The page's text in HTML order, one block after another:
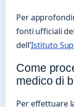
Per
fonti ufficiali del
dell’Istituto
Come
medico di
Per effettuare